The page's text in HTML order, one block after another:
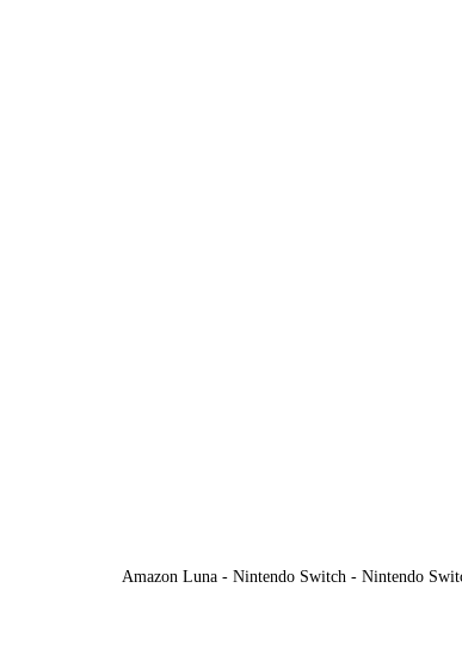
Amazon Luna - Nintendo Switch - Nintendo